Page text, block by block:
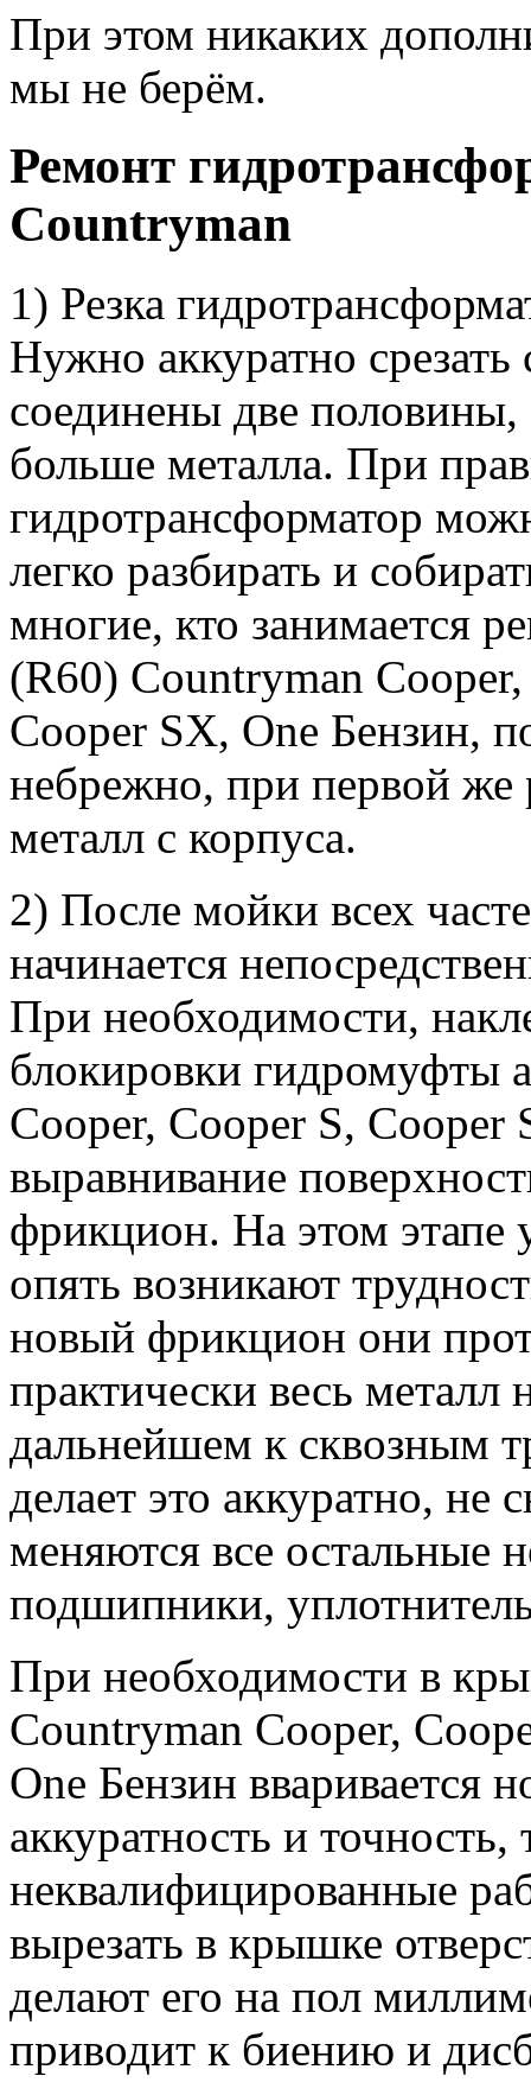
При этом никаких
мы не берём.
Ремонт
Countryman
1) Резка
Нужно аккуратно
соединены две половины,
больше металла. При
гидротрансформатор
легко разбирать и
многие, кто занимается
(R60) Countryman
Cooper SX, One Бензин,
небрежно, при первой же
металл с корпуса.
2) После мойки всех
начинается
При необходимости,
блокировки гидромуфты
Cooper, Cooper S, Cooper
выравнивание
фрикцион. На этом этапе
опять возникают
новый фрикцион они
практически весь металл
дальнейшем к сквозным
делает это аккуратно, не
меняются все остальные
подшипники,
При необходимости в
Countryman Cooper,
One Бензин вваривается
аккуратность и
неквалифицированные
вырезать в крышке
делают его на пол
приводит к биению и